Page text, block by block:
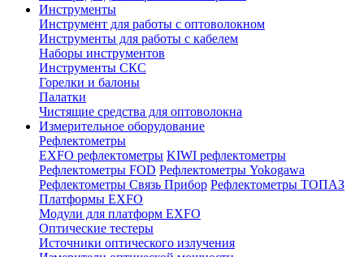
Инструменты
Инструмент для работы с оптоволокном
Инструменты для работы с кабелем
Наборы инструментов
Инструменты СКС
Горелки и балоны
Палатки
Чистящие средства для оптоволокна
Измерительное оборудование
Рефлектометры
EXFO рефлектометры KIWI рефлектометры
Рефлектометры FOD Рефлектометры Yokogawa
Рефлектометры Связь Прибор Рефлектометры ТОПАЗ
Платформы EXFO
Модули для платформ EXFO
Оптические тестеры
Источники оптического излучения